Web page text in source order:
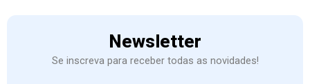
Newsletter
Se inscreva para receber todas as novidades!